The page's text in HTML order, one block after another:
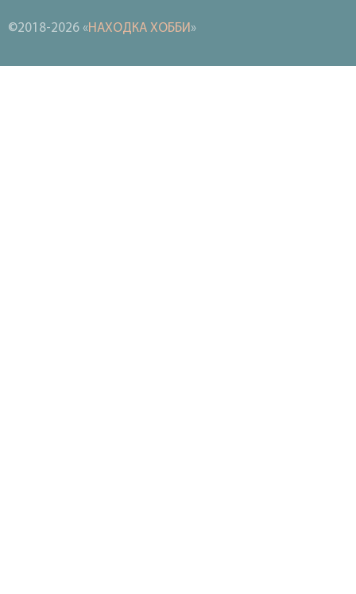
©2018-2026 «НАХОДКА ХОББИ»